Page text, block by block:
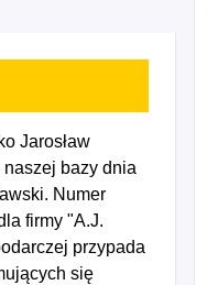
Jarosław
naszej bazy dnia
Numer
firmy "A.J.
przypada
się